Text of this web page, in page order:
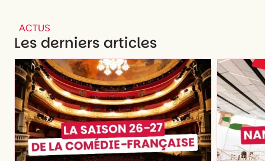
ACTUS
Les derniers articles